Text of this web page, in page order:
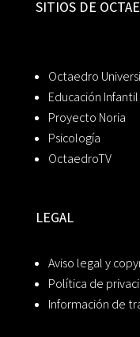
SITIOS DE
Octaedro
Educación Infantil
Proyecto Noria
Psicología
OctaedroTV
LEGAL
Aviso legal y
Política de
Información de